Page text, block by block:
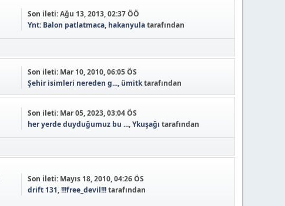
Son ileti:Ağu 13, 2013, 02:37 ÖÖ
Ynt: Balon patlatmaca, hakanyulatarafından
Son ileti: Mar 10, 2010, 06:05 ÖS
Şehir isimleri nereden g..., ümitktarafından
Son ileti: Mar 05, 2023, 03:04 ÖS
her yerde duyduğumuz bu ...,Ykuşağı tarafından
Son ileti: Mayıs 18, 2010, 04:26 ÖS
drift 131,!!!free_devil!!!tarafından